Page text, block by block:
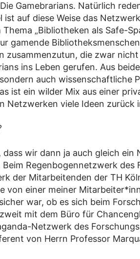
Gamebrarians. Natürlich
auf diese Weise das
„Bibliotheken als Safe-
gamende
zusammenzutun, die zwar
ins Leben gerufen. Aus
auch wissenschaftliche
ist ein wilder Mix aus einer
Netzwerken viele Ideen zurück
wir dann ja auch gleich ein
Regenbogennetzwerk des
der Mitarbeitenden der TH
von einer meiner
war, ob es sich beim
mit dem Büro für
Netzwerk des
von Herrn Professor